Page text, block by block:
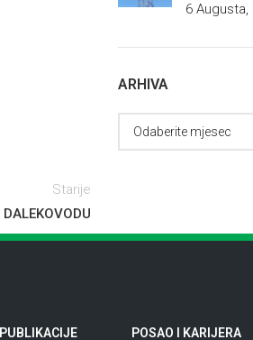
Starije
6 Augusta,
ARHIVA
POSAO I KARIJERA